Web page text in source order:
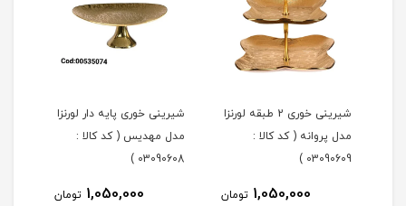
شیرینی خوری 2 طبقه لورنزا
مدل پروانه ( کد کالا :
03090609 )
1,050,000 تومان
شیرینی خوری پایه دار لورنزا
مدل مهدیس ( کد کالا :
03090608 )
1,050,000 تومان